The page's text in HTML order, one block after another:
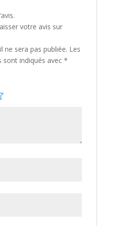
votre avis sur
ne sera pas publiée. Les
sont indiqués avec *